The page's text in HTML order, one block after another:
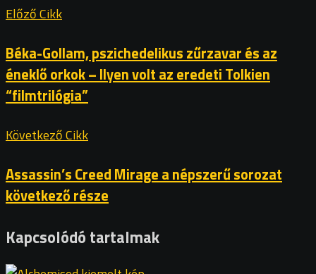
Előző Cikk
Béka-Gollam, pszichedelikus zűrzavar és az
éneklő orkok – Ilyen volt az eredeti Tolkien
“filmtrilógia”
Következő Cikk
Assassin’s Creed Mirage a népszerű sorozat
következő része
Kapcsolódó tartalmak